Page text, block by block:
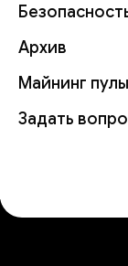
Архив
Майнинг пулы
Задать